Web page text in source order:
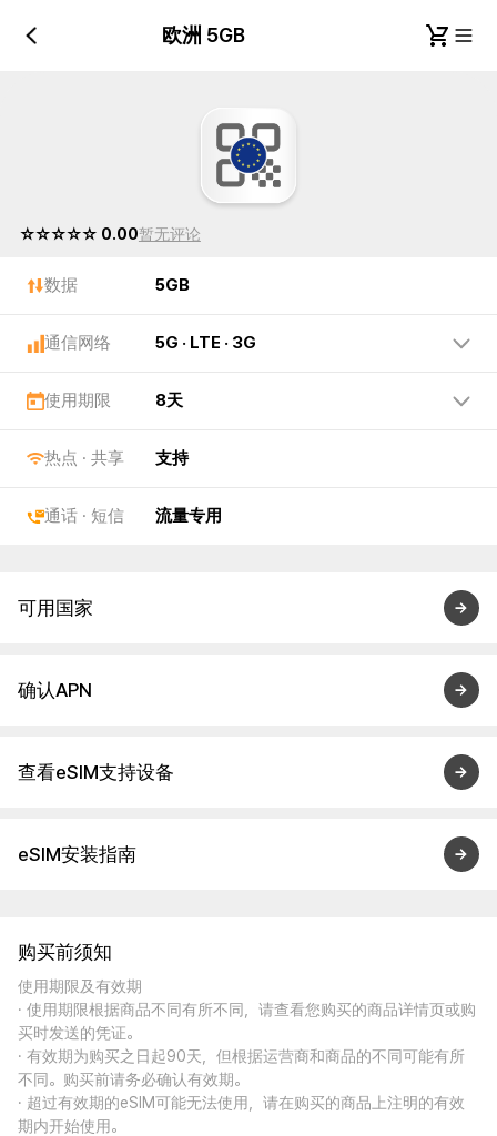
欧洲 5GB 欧洲 5GB
☆☆☆☆☆ 0.00暂无评论
数据 5GB
通信网络 5G · LTE · 3G
使用期限 8天
热点 · 共享 支持
通话 · 短信 流量专用
可用国家
确认APN
查看eSIM支持设备
eSIM安装指南
购买前须知
使用期限及有效期
· 使用期限根据商品不同有所不同，请查看您购买的商品详情页或购
买时发送的凭证。
· 有效期为购买之日起90天，但根据运营商和商品的不同可能有所
不同。购买前请务必确认有效期。
· 超过有效期的eSIM可能无法使用，请在购买的商品上注明的有效
期内开始使用。